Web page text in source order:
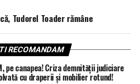
Tudorel Toader rămâne
RECOMANDAM
pe canapea! Criza demnității judiciare
cu draperii și mobilier rotund!